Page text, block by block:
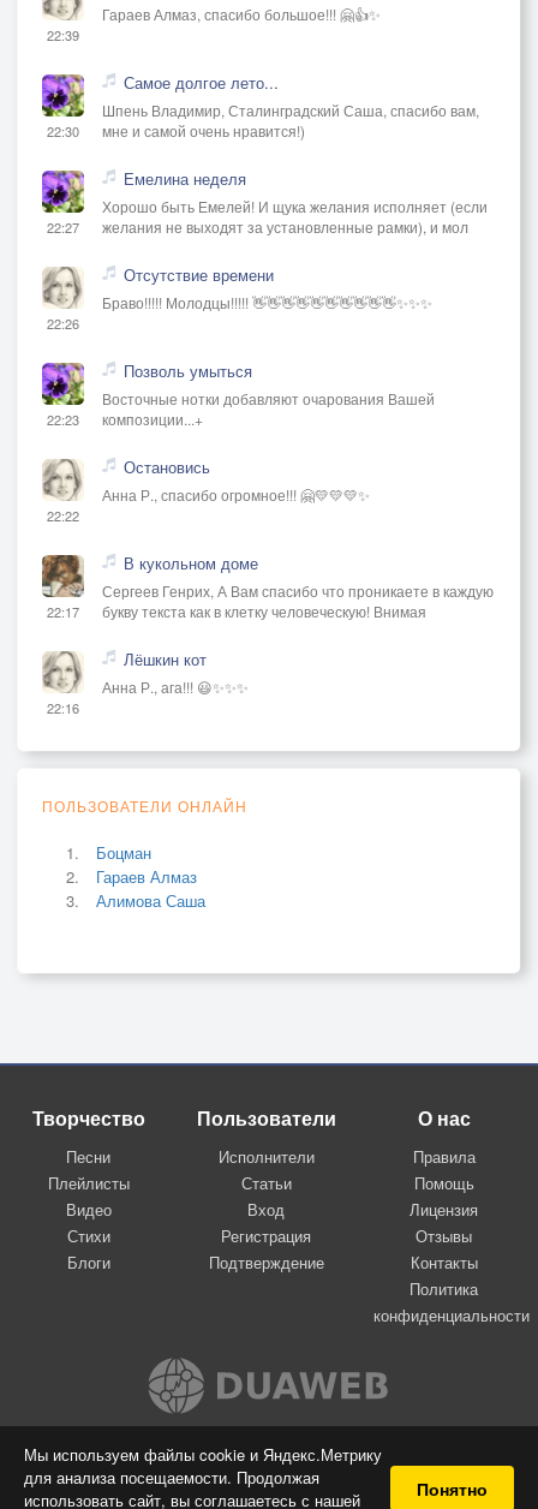
Мы используем файлы cookie и Яндекс.Метрику
для анализа посещаемости. Продолжая
использовать сайт, вы соглашаетесь с нашей
Понятно
22:39
Гараев Алмаз, спасибо большое!!! 🤗👍✨
22:30
Самое долгое лето...
Шпень Владимир, Сталинградский Саша, спасибо вам,
мне и самой очень нравится!)
22:27
Емелина неделя
Хорошо быть Емелей! И щука желания исполняет (если
желания не выходят за установленные рамки), и мол
22:26
Отсутствие времени
Браво!!!!! Молодцы!!!!! 👋👋👋👋👋👋👋👋👋👋✨✨✨
22:23
Позволь умыться
Восточные нотки добавляют очарования Вашей
композиции...+
22:22
Остановись
Анна Р., спасибо огромное!!! 🤗💛💛💛✨
22:17
В кукольном доме
Сергеев Генрих, А Вам спасибо что проникаете в каждую
букву текста как в клетку человеческую! Внимая
22:16
Лёшкин кот
Анна Р., ага!!! 😃✨✨✨
ПОЛЬЗОВАТЕЛИ ОНЛАЙН
Боцман
Гараев Алмаз
Алимова Саша
Творчество
Песни
Плейлисты
Видео
Стихи
Блоги
Пользователи
Исполнители
Статьи
Вход
Регистрация
Подтверждение
О нас
Правила
Помощь
Лицензия
Отзывы
Контакты
Политика
конфиденциальности
Вконтакте
© 2009-2026 Я-пою
Музыкальный сайт самовыражения